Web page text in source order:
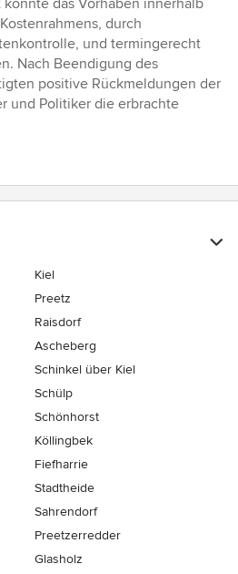
das Vorhaben innerhalb
durch
und termingerecht
Nach Beendigung des
positive Rückmeldungen der
und Politiker die erbrachte
Kiel
Preetz
Raisdorf
Ascheberg
Schinkel über Kiel
Schülp
Schönhorst
Köllingbek
Fiefharrie
Stadtheide
Sahrendorf
Preetzerredder
Glasholz